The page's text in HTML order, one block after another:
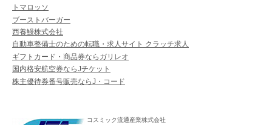
トマロッソ
ブーストバーガー
西養鰻株式会社
自動車整備士のための転職・求人サイト クラッチ求人
ギフトカード・商品券ならガリレオ
国内格安航空券ならJチケット
株主優待券番号販売ならJ・コード
コスミック流通産業株式会社